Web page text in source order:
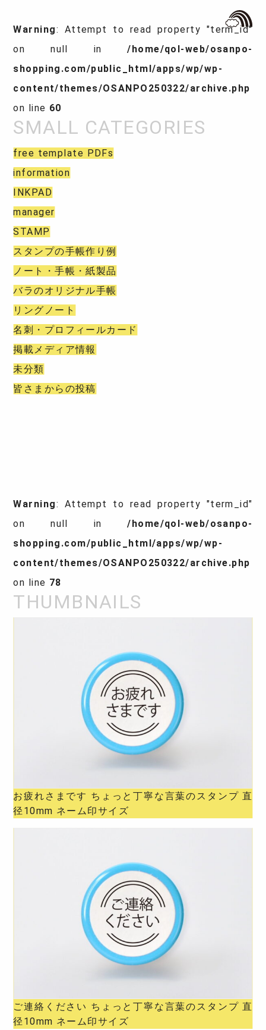
Warning: Attempt to read property "term_id"
on null in/home/qol-web/osanpo-
shopping.com/public_html/apps/wp/wp-
content/themes/OSANPO250322/archive.php
on line 60
free template PDFs
information
INKPAD
manager
STAMP
スタンプの手帳作り例
ノート・手帳・紙製品
バラのオリジナル手帳
リングノート
名刺・プロフィールカード
掲載メディア情報
未分類
皆さまからの投稿
Warning: Attempt to read property "term_id"
on null in/home/qol-web/osanpo-
shopping.com/public_html/apps/wp/wp-
content/themes/OSANPO250322/archive.php
on line 78
お疲れさまです ちょっと丁寧な言葉のスタンプ 直
径10mm ネーム印サイズ
ご連絡ください ちょっと丁寧な言葉のスタンプ 直
径10mm ネーム印サイズ